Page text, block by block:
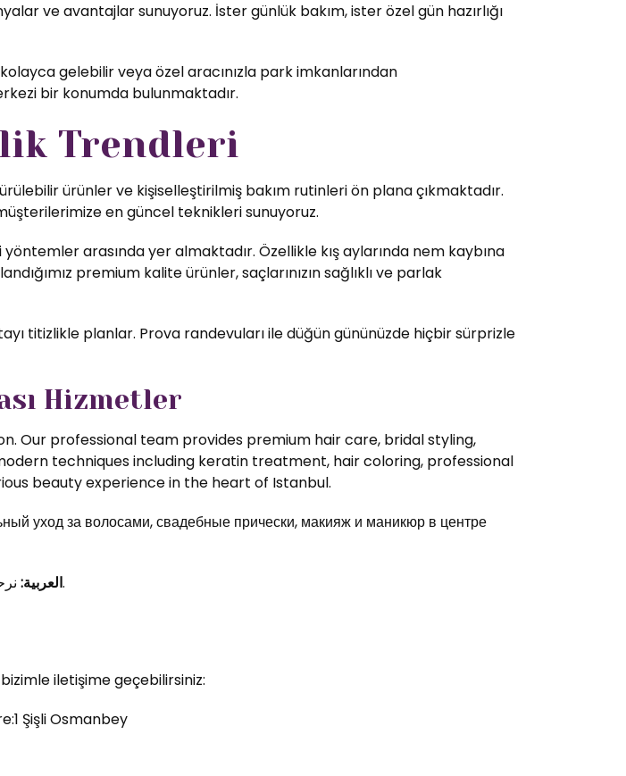
ve avantajlar sunuyoruz. İster günlük bakım, ister özel gün hazırlığı
gelebilir veya özel aracınızla park imkanlarından
bir konumda bulunmaktadır.
Trendleri
ürünler ve kişiselleştirilmiş bakım rutinleri ön plana çıkmaktadır.
en güncel teknikleri sunuyoruz.
yöntemler arasında yer almaktadır. Özellikle kış aylarında nem kaybına
premium kalite ürünler, saçlarınızın sağlıklı ve parlak
titizlikle planlar. Prova randevuları ile düğün gününüzde hiçbir sürprizle
Hizmetler
Our professional team provides premium hair care, bridal styling,
techniques including keratin treatment, hair coloring, professional
beauty experience in the heart of Istanbul.
уход за волосами, свадебные прически, макияж и маникюр в центре
العربية:نرحب بالعملاء الدوليين. خدمات تصفيف الشعر والمكياج الاحترافي في قلب اسطنبول.
iletişime geçebilirsiniz:
Şişli Osmanbey